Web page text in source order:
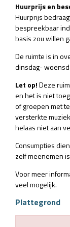
Huurprijs en
Huurprijs
bespreekbaar
basis zou willen
De ruimte is in
dinsdag-
Let op!Deze
en het is niet
of groepen met
versterkte
helaas niet aan
Consumpties
zelf meenemen
Voor meer
veel mogelijk.
Plattegrond